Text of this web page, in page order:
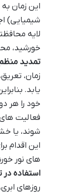
این زمان
شیمیایی)
لایه
خورشید،
تمدید
زمان،
خود را هر
فعالیت
شوند، یا
این اقدام
های نور
استفاده
روزهای